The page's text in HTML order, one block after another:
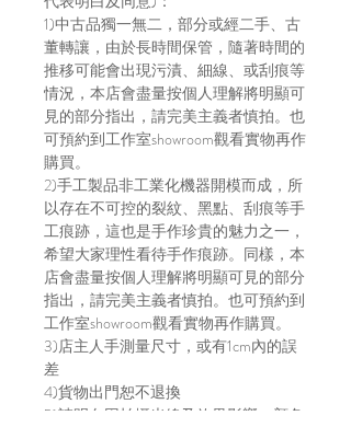
1)中古品獨一無二，部分或經二手、古
董轉讓，由於長時間保管，隨著時間的
推移可能會出現污漬、細線、或刮痕等
情況，本店會盡量按個人理解將明顯可
見的部分指出，請完美主義者慎拍。也
可預約到工作室showroom觀看實物再作
購買。
2)手工製品非工業化機器開模而成，所
以存在不可控的裂紋、黑點、刮痕等手
工痕跡，這也是手作珍貴的魅力之一，
希望大家理性看待手作痕跡。同樣，本
店會盡量按個人理解將明顯可見的部分
指出，請完美主義者慎拍。也可預約到
工作室showroom觀看實物再作購買。
3)店主人手測量尺寸，或有1cm內的誤
差
4)貨物出門恕不退換
5)請明白因拍攝光線及效果影響，顏色